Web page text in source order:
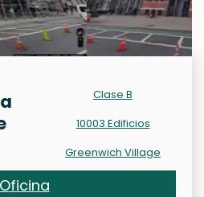
Clase B
10003 Edificios
Greenwich Village
Oficina